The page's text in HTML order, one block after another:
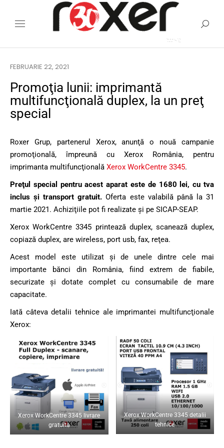
FEBRUARIE 22, 2021
Promoţia lunii: imprimantă
multifuncţională duplex, la un preţ
special
Roxer Grup, partenerul Xerox, anunţă o nouă campanie
promoţională, împreună cu Xerox România, pentru
imprimanta multifuncţională Xerox WorkCentre 3345.
Preţul special pentru acest aparat este de 1680 lei, cu tva
inclus şi transport gratuit.Oferta este valabilă până la 31
martie 2021. Achiziţiile pot fi realizate şi pe SICAP-SEAP.
Xerox WorkCentre 3345 printează duplex, scanează duplex,
copiază duplex, are wireless, port usb, fax, reţea.
Acest model este utilizat şi de unele dintre cele mai
importante bănci din România, fiind extrem de fiabile,
securizate şi dotate complet cu consumabile de mare
capacitate.
Iată câteva detalii tehnice ale imprimantei multifuncţionale
Xerox:
Xerox WorkCentre 3345 livrare
gratuita
Xerox WorkCentre 3345 detalii
tehnice